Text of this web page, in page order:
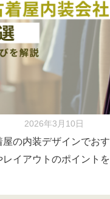
2026年3月10日
屋の内装デザインでお
イアウトのポイント